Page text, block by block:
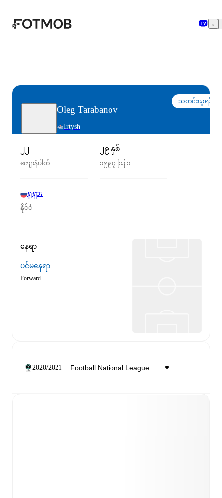
အဓိကအကြောင်းအရာသို့ ကျော်သွားရန်
Oleg Tarabanov
Irtysh
သတင်းယူရန်
၂၂
ကျောနံပါတ်
၂၉ နှစ်
၁၉၉၇ ဩ ၁
ရုရှား
နိုင်ငံ
နေရာ
ပင်မနေရာ
Forward
2020/2021